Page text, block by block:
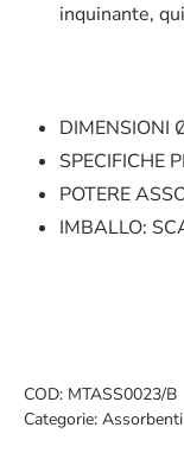
inquinante,
DIMENSIONI
SPECIFICHE
POTERE
IMBALLO:
COD: MTASS0023/B
Categorie: